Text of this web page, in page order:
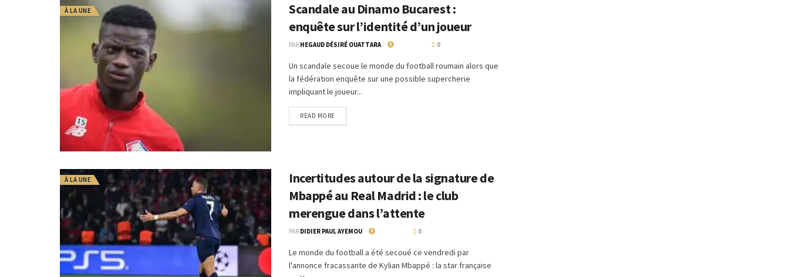
À LA UNE
Scandale au Dinamo Bucarest :
enquête sur l’identité d’un joueur
PAR HEGAUD DÉSIRÉ OUATTARA 0
Un scandale secoue le monde du football roumain alors que
la fédération enquête sur une possible supercherie
impliquant le joueur...
READ MORE
À LA UNE
Incertitudes autour de la signature de
Mbappé au Real Madrid : le club
merengue dans l’attente
PAR DIDIER PAUL AYEMOU 0
Le monde du football a été secoué ce vendredi par
l'annonce fracassante de Kylian Mbappé : la star française